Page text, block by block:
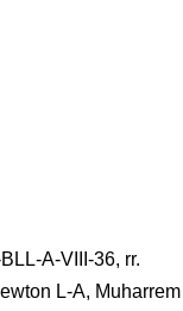
A-VIII-36, rr.
L-A, Muharrem